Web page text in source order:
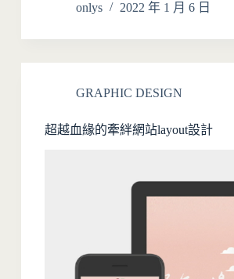
onlys
2022 年 1 月 6 日
GRAPHIC DESIGN
超越血緣的牽絆網站layout設計